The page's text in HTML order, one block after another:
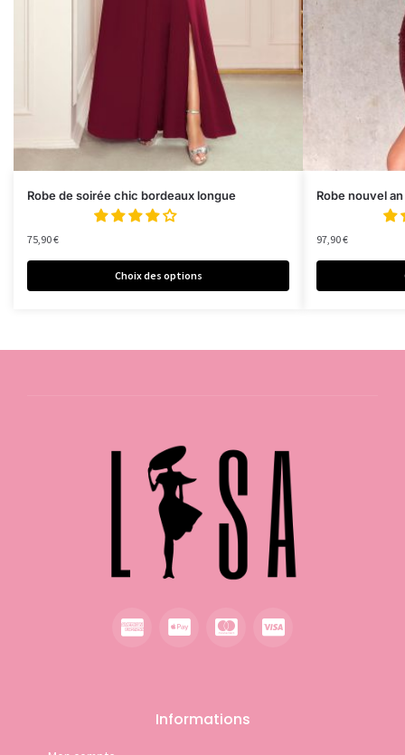
Robe de soirée chic bordeaux longue
75,90€
Choix des options
Robe nouvel
97,90€
Informations